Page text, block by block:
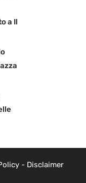
a Il
- Disclaimer